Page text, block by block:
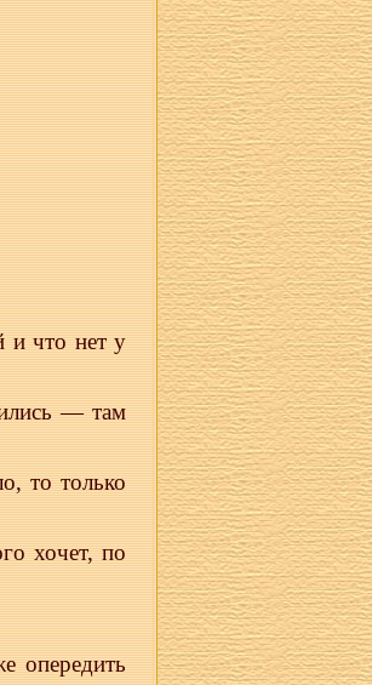
и что нет у
— там
то только
хочет, по
опередить